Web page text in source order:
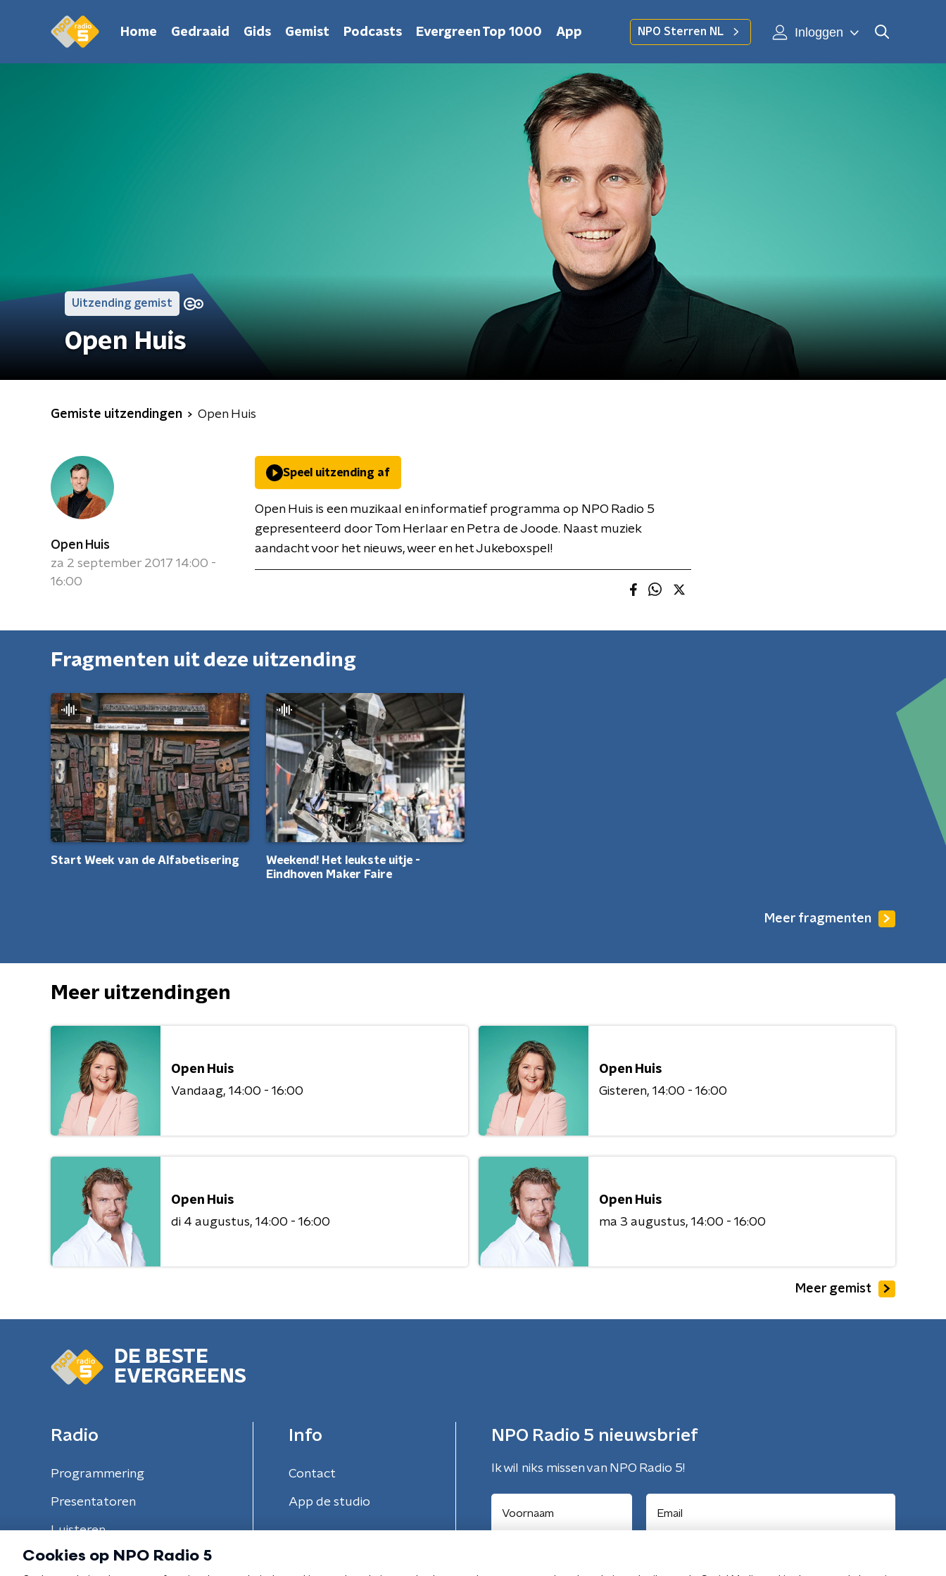
Home Gedraaid Gids Gemist Podcasts Evergreen Top 1000 App NPO Sterren NL Inloggen
Uitzending gemist
Open Huis
Gemiste uitzendingen Open Huis
Open Huis
za 2 september 2017 14:00 -
16:00
Speel uitzending af
Open Huis is een muzikaal en informatief programma op NPO Radio 5
gepresenteerd door Tom Herlaar en Petra de Joode. Naast muziek
aandacht voor het nieuws, weer en het Jukeboxspel!
Fragmenten uit deze uitzending
Start Week van de Alfabetisering
Weekend! Het leukste uitje -
Eindhoven Maker Faire
Meer fragmenten
Meer uitzendingen
Open Huis
Vandaag 14:00 - 16:00
Open Huis
Gisteren 14:00 - 16:00
Open Huis
di 4 augustus 14:00 - 16:00
Open Huis
ma 3 augustus 14:00 - 16:00
Meer gemist
DE BESTE
EVERGREENS
Radio
Programmering
Presentatoren
Luisteren
Info
Contact
App de studio
NPO Radio 5 nieuwsbrief
Ik wil niks missen van NPO Radio 5!